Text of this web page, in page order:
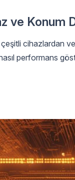
ve Konum
cihazlardan
performans